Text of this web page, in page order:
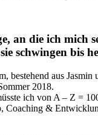
an die ich mich
schwingen bis
bestehend aus Jasmin
2018.
ich von A – Z =
Coaching &